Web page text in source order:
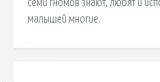
семи гномов знают, любят и
малышей многие.